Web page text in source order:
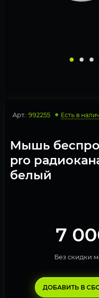
Арт.: 992255 Есть в
Мышь
pro
белый
7
Без скидки
ДОБАВИТЬ В